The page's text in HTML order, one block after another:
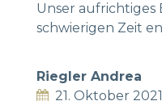
Unser aufrichtiges
schwierigen Zeit
Riegler Andrea
21. Oktober 2021